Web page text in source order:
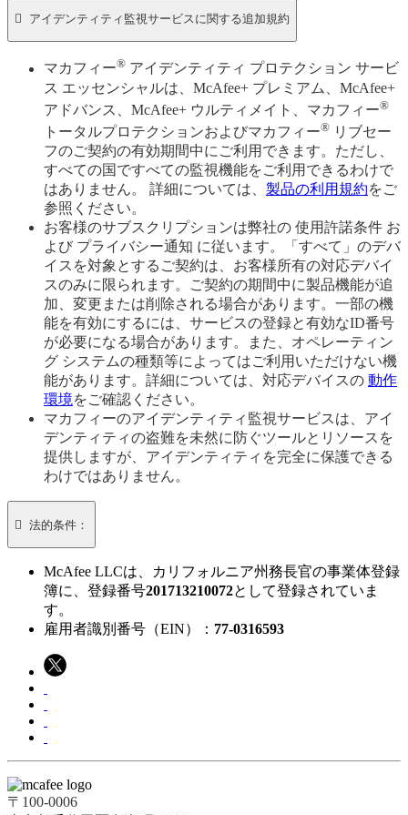
 アイデンティティ監視サービスに関する追加規約
マカフィー® アイデンティティ プロテクション サービ
ス エッセンシャルは、McAfee+ プレミアム、McAfee+
アドバンス、McAfee+ ウルティメイト、マカフィー®
トータルプロテクションおよびマカフィー® リブセー
フのご契約の有効期間中にご利用できます。ただし、
すべての国ですべての監視機能をご利用できるわけで
はありません。 詳細については、 製品の利用規約をご
参照ください。
お客様のサブスクリプションは弊社の 使用許諾条件 お
よび プライバシー通知 に従います。「すべて」のデバ
イスを対象とするご契約は、お客様所有の対応デバイ
スのみに限られます。ご契約の期間中に製品機能が追
加、変更または削除される場合があります。一部の機
能を有効にするには、サービスの登録と有効なID番号
が必要になる場合があります。また、オペレーティン
グ システムの種類等によってはご利用いただけない機
能があります。詳細については、対応デバイスの 動作
環境をご確認ください。
マカフィーのアイデンティティ監視サービスは、アイ
デンティティの盗難を未然に防ぐツールとリソースを
提供しますが、アイデンティティを完全に保護できる
わけではありません。
 法的条件：
McAfee LLCは、カリフォルニア州務長官の事業体登録
簿に、登録番号201713210072として登録されていま
す。​
雇用者識別番号（EIN）： 77-0316593
〒100-0006